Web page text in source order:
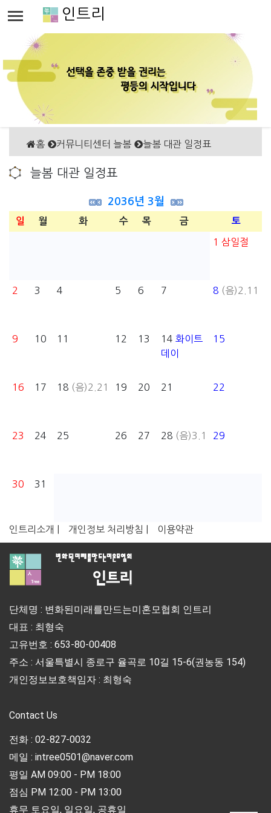
인트리
홈 커뮤니티센터 늘봄 늘봄 대관 일정표
늘봄 대관 일정표
2036년 3월
일 월 화 수 목 금 토
1 삼일절
2 3 4 5 6 7 8 (음)2.11
9 10 11 12 13 14 화이트
데이
15
16 17 18 (음)2.21 19 20 21 22
23 24 25 26 27 28 (음)3.1 29
30 31
인트리소개 | 개인정보 처리방침 | 이용약관
단체명 : 변화된미래를만드는미혼모협회 인트리
대표 : 최형숙
고유번호 : 653-80-00408
주소 : 서울특별시 종로구 율곡로 10길 15-6(권농동 154)
개인정보보호책임자 : 최형숙
Contact Us
전화 : 02-827-0032
메일 : intree0501@naver.com
평일 AM 09:00 - PM 18:00
점심 PM 12:00 - PM 13:00
휴무 토요일, 일요일, 공휴일